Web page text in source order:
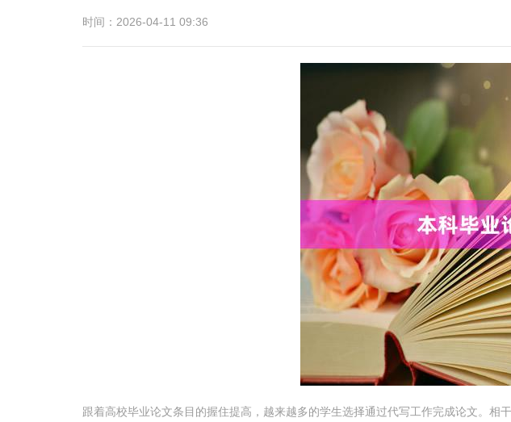
时间：2026-04-11 09:36
跟着高校毕业论文条目的握住提高，越来越多的学生选择通过代写工作完成论文。相